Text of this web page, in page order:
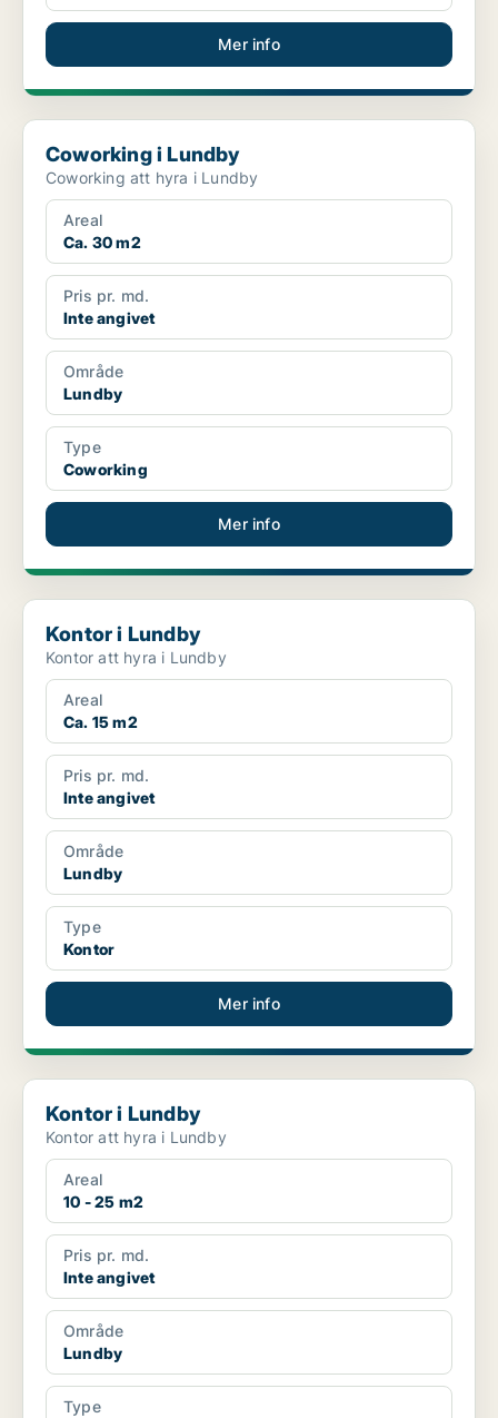
Mer info
Coworking i Lundby
Coworking i Lundby
Coworking att hyra i Lundby
Areal
Ca. 30 m2
Pris pr. md.
Inte angivet
Område
Lundby
Type
Coworking
Mer info
Kontor i Lundby
Kontor i Lundby
Kontor att hyra i Lundby
Areal
Ca. 15 m2
Pris pr. md.
Inte angivet
Område
Lundby
Type
Kontor
Mer info
Kontor i Lundby
Kontor i Lundby
Kontor att hyra i Lundby
Areal
10 - 25 m2
Pris pr. md.
Inte angivet
Område
Lundby
Type